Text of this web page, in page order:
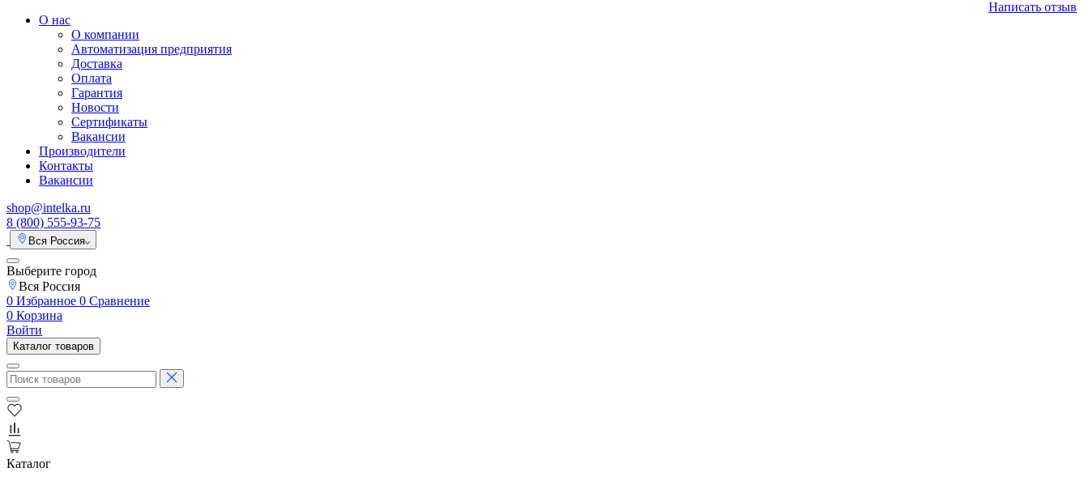
О нас
О компании
Автоматизация предприятия
Доставка
Оплата
Гарантия
Новости
Сертификаты
Вакансии
Производители
Контакты
Вакансии
shop@intelka.ru
8 (800) 555-93-75
Вся Россия
Выберите город
Вся Россия
0 Избранное 0 Сравнение
0 Корзина
Войти
Каталог товаров
Каталог
Написать отзыв